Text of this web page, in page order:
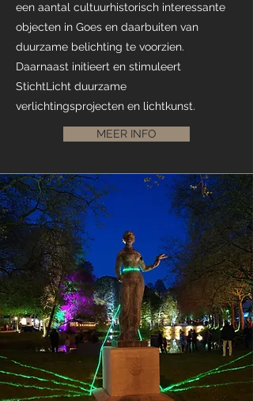
een aantal cultuurhistorisch interessante
objecten in Goes en daarbuiten van
duurzame belichting te voorzien.
Daarnaast initieert en stimuleert
StichtLicht duurzame
verlichtingsprojecten en lichtkunst.
MEER INFO